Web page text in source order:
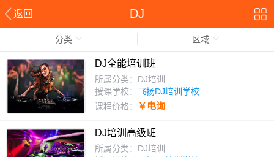
返回 DJ
分类 区域
DJ全能培训班
所属分类：DJ培训
授课学校： 飞扬DJ培训学校
课程价格：
￥电询
DJ培训高级班
所属分类：DJ培训